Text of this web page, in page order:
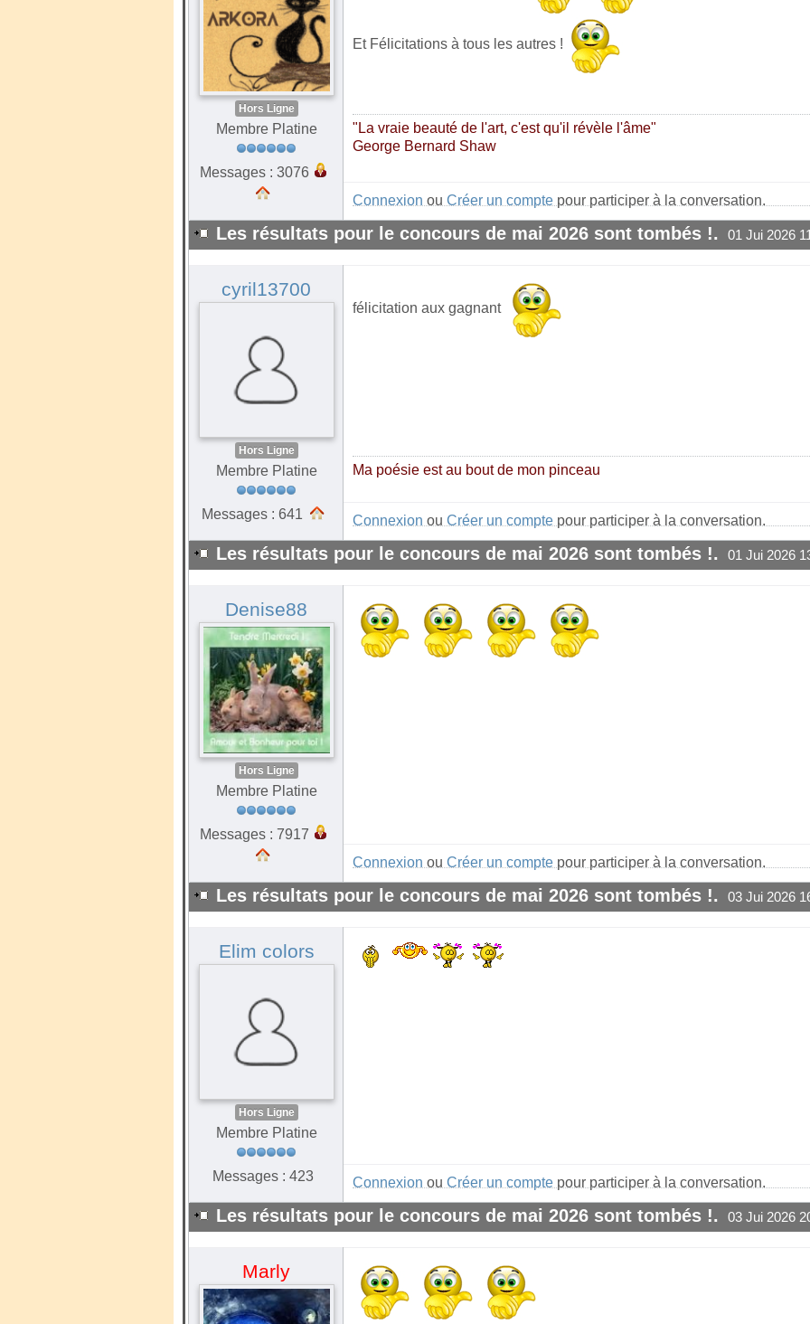
Hors Ligne
Membre Platine
Messages : 3076
Et Félicitations à tous les autres !
"La vraie beauté de l'art, c'est qu'il révèle l'âme"
George Bernard Shaw
Connexion ou Créer un compte pour participer à la conversation.
Les résultats pour le concours de mai 2026 sont tombés !.
01 Jui 2026
cyril13700
Hors Ligne
Membre Platine
Messages : 641
félicitation aux gagnant
Ma poésie est au bout de mon pinceau
Connexion ou Créer un compte pour participer à la conversation.
Les résultats pour le concours de mai 2026 sont tombés !.
01 Jui 2026
Denise88
Hors Ligne
Membre Platine
Messages : 7917
Connexion ou Créer un compte pour participer à la conversation.
Les résultats pour le concours de mai 2026 sont tombés !.
03 Jui 2026
Elim colors
Hors Ligne
Membre Platine
Messages : 423 Connexion ou Créer un compte pour participer à la conversation.
Les résultats pour le concours de mai 2026 sont tombés !.
03 Jui 2026
Marly